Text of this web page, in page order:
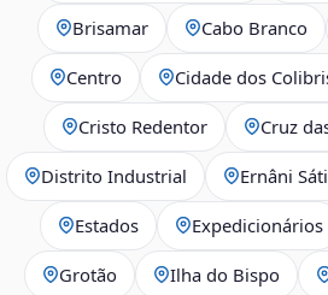
Brisamar Cabo Branco
Centro Cidade dos
Cristo Redentor Cruz
Distrito Industrial Ernâni
Estados Expedicionários
Grotão Ilha do Bispo